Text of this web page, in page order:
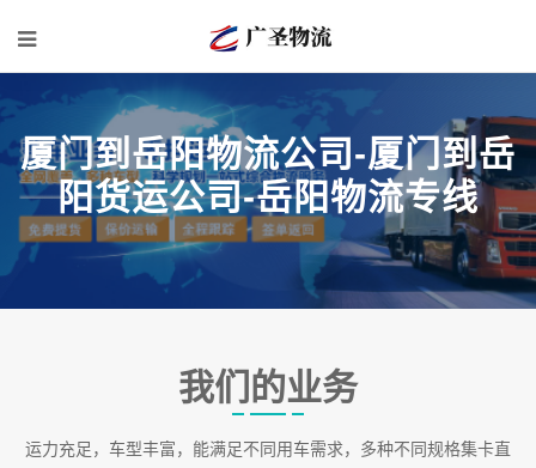
厦门到岳阳物流公司-厦门到岳
阳货运公司-岳阳物流专线
我们的业务
运力充足，车型丰富，能满足不同用车需求，多种不同规格集卡直